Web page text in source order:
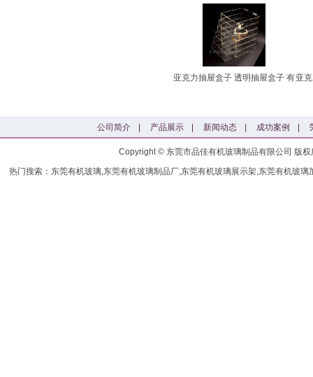
亚克力抽屉盒子 透明抽屉盒子 有亚
公司简介 产品展示 新闻动态 成功案例
Copyright © 东莞市品佳有机玻璃制品有限公司 版
热门搜索：东莞有机玻璃,东莞有机玻璃制品厂,东莞有机玻璃展示架,东莞有机玻